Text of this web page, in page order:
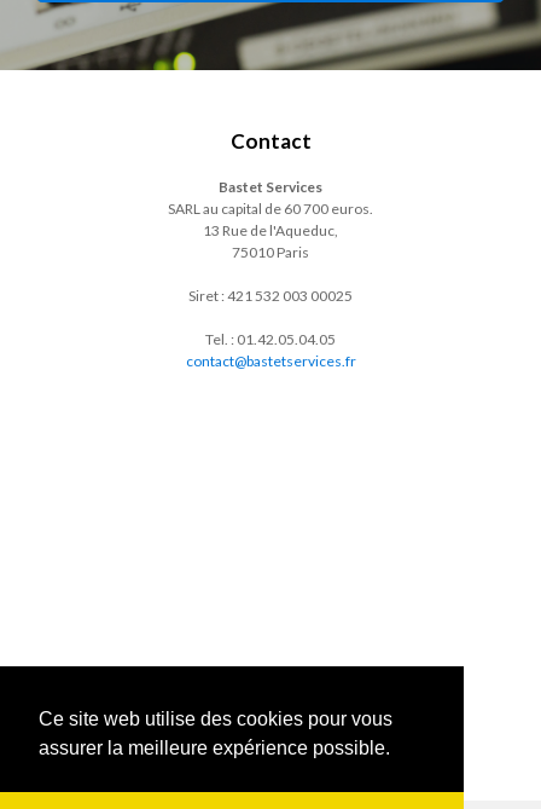
Ce site web utilise des cookies pour vous
assurer la meilleure expérience possible.
Contact
Bastet Services
SARL au capital de 60 700 euros.
13 Rue de l'Aqueduc,
75010 Paris
Siret : 421 532 003 00025
Tel. : 01.42.05.04.05
contact@bastetservices.fr